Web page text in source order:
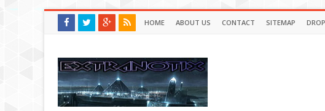
HOME ABOUT US CONTACT SITEMAP